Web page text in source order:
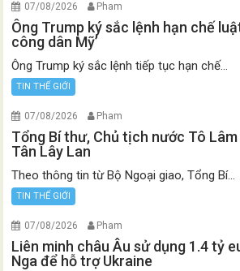
07/08/2026 Pham
Ông Trump ký sắc lệnh hạn chế
công dân Mỹ’
Ông Trump ký sắc lệnh tiếp tục hạn chế...
TIN THẾ GIỚI
07/08/2026 Pham
Tổng Bí thư, Chủ tịch nước Tô
Tân Lây Lan
Theo thông tin từ Bộ Ngoại giao, Tổng Bí...
TIN THẾ GIỚI
07/08/2026 Pham
Liên minh châu Âu sử dụng 1.4 tỷ
Nga để hỗ trợ Ukraine